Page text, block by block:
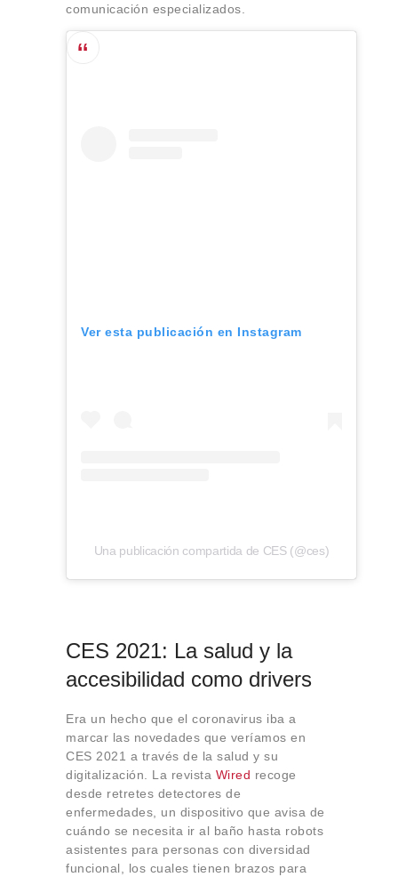
comunicación especializados.
Ver esta publicación en Instagram
Una publicación compartida de CES (@ces)
CES 2021: La salud y la
accesibilidad como drivers
Era un hecho que el coronavirus iba a
marcar las novedades que veríamos en
CES 2021 a través de la salud y su
digitalización. La revista Wired recoge
desde retretes detectores de
enfermedades, un dispositivo que avisa de
cuándo se necesita ir al baño hasta robots
asistentes para personas con diversidad
funcional, los cuales tienen brazos para